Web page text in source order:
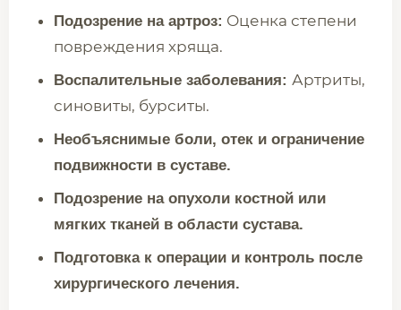
Подозрение на артроз: Оценка степени
повреждения хряща.
Воспалительные заболевания: Артриты,
синовиты, бурситы.
Необъяснимые боли, отек и ограничение
подвижности в суставе.
Подозрение на опухоли костной или
мягких тканей в области сустава.
Подготовка к операции и контроль после
хирургического лечения.